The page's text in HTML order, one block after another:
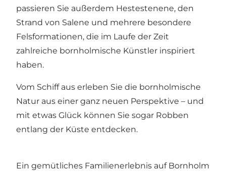
passieren Sie außerdem Hestestenene, den
Strand von Salene und mehrere besondere
Felsformationen, die im Laufe der Zeit
zahlreiche bornholmische Künstler inspiriert
haben.
Vom Schiff aus erleben Sie die bornholmische
Natur aus einer ganz neuen Perspektive – und
mit etwas Glück können Sie sogar Robben
entlang der Küste entdecken.
Ein gemütliches Familienerlebnis auf Bornholm